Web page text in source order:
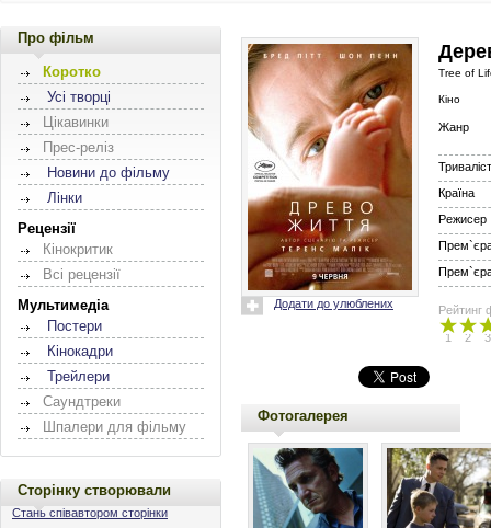
Про фільм
Коротко
Усі творці
Цікавинки
Прес-реліз
Новини до фільму
Лінки
Рецензії
Кінокритик
Всі рецензії
Мультимедіа
Постери
Кінокадри
Трейлери
Саундтреки
Шпалери для фільму
Сторінку створювали
Стань співавтором сторінки
Додати до улюблених
Tree of
Кіно
Жанр
Країна
Режисер
Прем`єра
Прем`єра
Рейтинг
1 2 3
Фотогалерея